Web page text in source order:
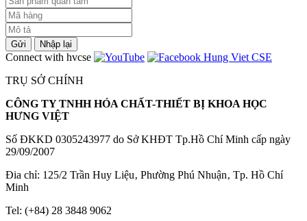
Gửi Nhập lại
Connect with hvcse
TRỤ SỞ CHÍNH
CÔNG TY TNHH HÓA CHẤT-THIẾT BỊ KHOA HỌC
HƯNG VIỆT
Số ĐKKD 0305243977 do Sở KHĐT Tp.Hồ Chí Minh cấp ngày
29/09/2007
Đia chỉ: 125/2 Trần Huy Liệu‚ Phường Phú Nhuận‚ Tp. Hồ Chí
Minh
Tel: (+84) 28 3848 9062